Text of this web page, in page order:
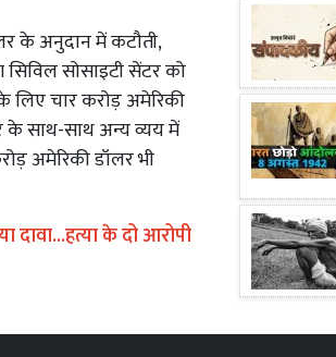
के अनुदान में कटौती,
सोसाइटी सेंटर को
चार करोड़ अमेरिकी
के साथ-साथ अन्य व्यय में
अमेरिकी डॉलर भी
दावा...हत्या के दो आरोपी